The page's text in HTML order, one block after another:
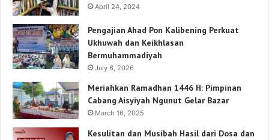
April 24, 2024
Pengajian Ahad Pon Kalibening Perkuat
Ukhuwah dan Keikhlasan
Bermuhammadiyah
July 6, 2026
Meriahkan Ramadhan 1446 H: Pimpinan
Cabang Aisyiyah Ngunut Gelar Bazar
March 16, 2025
Kesulitan dan Musibah Hasil dari Dosa dan